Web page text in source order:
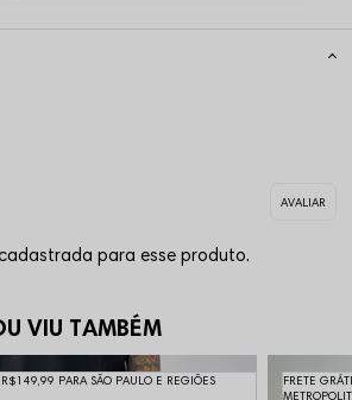
para esse produto.
VIU TAMBÉM
PARA SÃO PAULO E REGIÕES
FRETE